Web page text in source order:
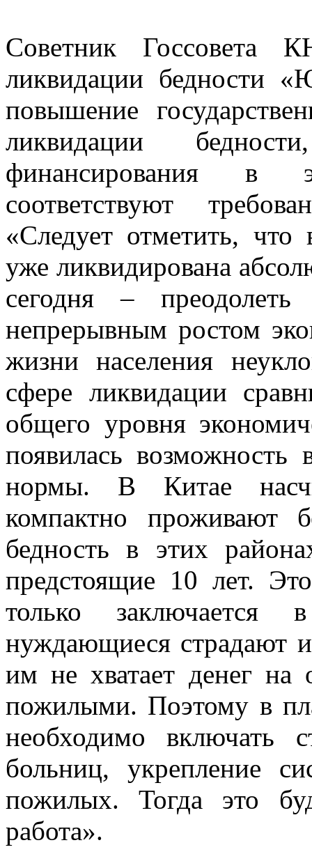
Советник Госсовета
ликвидации бедности
повышение
ликвидации
финансирования в
соответствуют
«Следует отметить,
уже ликвидирована
сегодня –
непрерывным ростом
жизни населения
сфере ликвидации
общего уровня
появилась возможность
нормы. В Китае
компактно проживают
бедность в этих
предстоящие 10 лет.
только заключается
нуждающиеся страдают
им не хватает денег на
пожилыми. Поэтому в
необходимо включать
больниц, укрепление
пожилых. Тогда это
работа».